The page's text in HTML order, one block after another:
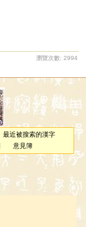
瀏覽次數: 2994
最近被搜索的漢字
意見簿